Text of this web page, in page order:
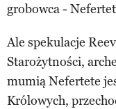
grobowca -
Ale spekulacje
Starożytności,
mumią Nefertete
Królowych,